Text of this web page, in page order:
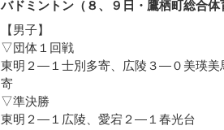
バドミントン（８、９日・鷹栖町総合体
【男子】
▽団体１回戦
東明２―１士別多寄、広陵３―０美瑛
寄
▽準決勝
東明２―１広陵、愛宕２―１春光台